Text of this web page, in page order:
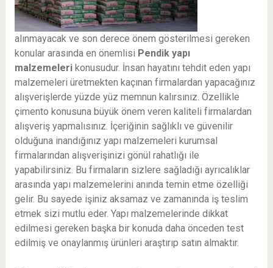
alınmayacak ve son derece önem gösterilmesi gereken
konular arasında en önemlisi Pendik yapı
malzemeleri konusudur. İnsan hayatını tehdit eden yapı
malzemeleri üretmekten kaçınan firmalardan yapacağınız
alışverişlerde yüzde yüz memnun kalırsınız. Özellikle
çimento konusuna büyük önem veren kaliteli firmalardan
alışveriş yapmalısınız. İçeriğinin sağlıklı ve güvenilir
olduğuna inandığınız yapı malzemeleri kurumsal
firmalarından alışverişinizi gönül rahatlığı ile
yapabilirsiniz. Bu firmaların sizlere sağladığı ayrıcalıklar
arasında yapı malzemelerini anında temin etme özelliği
gelir. Bu sayede işiniz aksamaz ve zamanında iş teslim
etmek sizi mutlu eder. Yapı malzemelerinde dikkat
edilmesi gereken başka bir konuda daha önceden test
edilmiş ve onaylanmış ürünleri araştırıp satın almaktır.